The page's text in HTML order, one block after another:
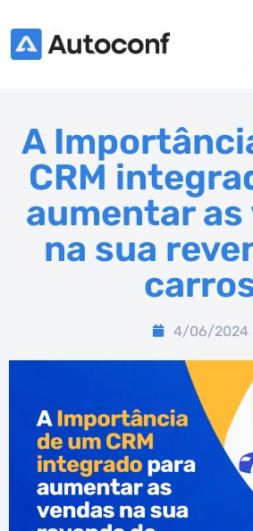
A
CRM
aumentar as
na sua
4/06/2024